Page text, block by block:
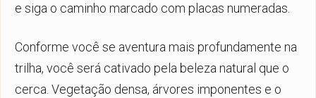
e siga o caminho marcado com placas numeradas.
Conforme você se aventura mais profundamente na
trilha, você será cativado pela beleza natural que o
cerca. Vegetação densa, árvores imponentes e o